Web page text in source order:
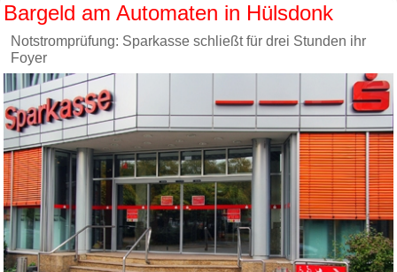
Bargeld am Automaten in Hülsdonk
Notstromprüfung: Sparkasse schließt für drei Stunden ihr
Foyer